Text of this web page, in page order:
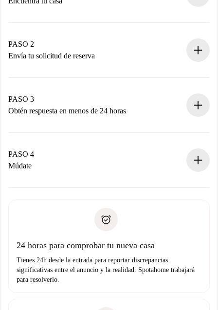
Tienes toda la información necesaria por adelantado.
PASO 2
Envía tu solicitud de reserva
propietario acepte.
PASO 3
Obtén respuesta en menos de 24 horas
contacto con el propietario.
Si es rechazada: No te haremos ningún cargo y te
Prueba de solvencia
PASO 4
Múdate
no nos comunicas ningún problema.
24 horas para comprobar tu nueva casa
Tienes 24h desde la entrada para reportar discrepancias
significativas entre el anuncio y la realidad. Spotahome trabajará
para resolverlo.